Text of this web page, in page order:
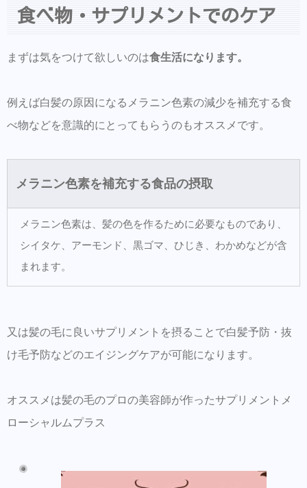
商品だけの購入はオンラインショップからも
Hair Trenza INTERNATIONAL
とスムーズに施術可能です。
同時にこちらもダウンロードして頂き新規登
モーション特化型美容師オンラインサロン
【Routine 】メンバー募集中
食べ物・サプリメントでのケア
まずは気をつけて欲しいのは食生活になります。
例えば白髪の原因になるメラニン色素の減少を補充する食
べ物などを意識的にとってもらうのもオススメです。
メラニン色素を補充する食品の摂取
メラニン色素は、髪の色を作るために必要なものであり、
シイタケ、アーモンド、黒ゴマ、ひじき、わかめなどが含
まれます。
又は髪の毛に良いサプリメントを摂ることで白髪予防・抜
け毛予防などのエイジングケアが可能になります。
オススメは髪の毛のプロの美容師が作ったサプリメントメ
ローシャルムプラス